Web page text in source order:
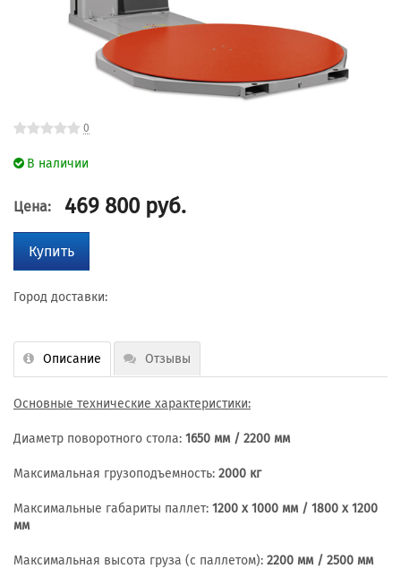
0
В наличии
Цена: 469 800 руб.
Купить
Город доставки:
Описание Отзывы
Основные технические характеристики:
Диаметр поворотного стола: 1650 мм / 2200 мм
Максимальная грузоподъемность: 2000 кг
Максимальные габариты паллет: 1200 х 1000 мм / 1800 х 1200
мм
Максимальная высота груза (с паллетом): 2200 мм / 2500 мм